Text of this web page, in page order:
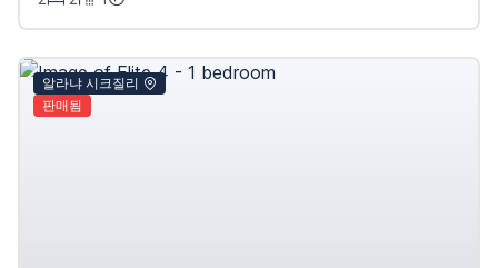
알라냐 시크질리
판매됨